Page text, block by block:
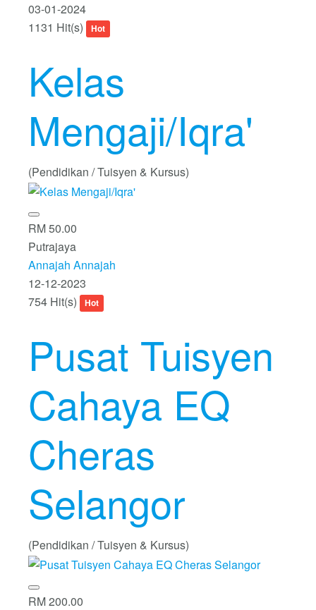
03-01-2024
1131 Hit(s)
Hot
Kelas
Mengaji/Iqra'
(Pendidikan / Tuisyen & Kursus)
RM 50.00
Putrajaya
Annajah Annajah
12-12-2023
754 Hit(s)
Hot
Pusat Tuisyen
Cahaya EQ
Cheras
Selangor
(Pendidikan / Tuisyen & Kursus)
RM 200.00